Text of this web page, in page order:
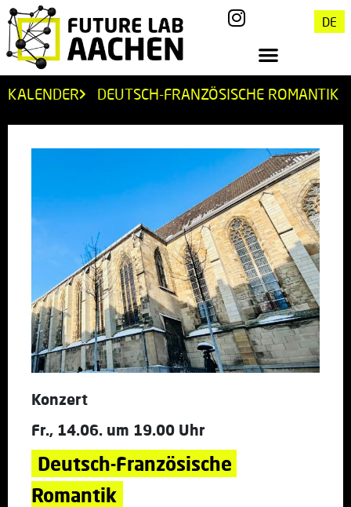
DE
KALENDER DEUTSCH-FRANZÖSISCHE ROMANTIK
Konzert
Fr., 14.06. um 19.00 Uhr
Deutsch-Französische
Romantik